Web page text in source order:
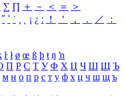
∑ ∏ ＋ － ＜ ＝
＞
˝ ˚ ˙ ¸ ¡ ¿ ː ！ ＇ ， ． ／
：
ŀ ł ø œ ß þ ŧ ŋ ŉ
П Р С Т У Ф Х Ц Ч Ш Щ Ъ
м н о п р с т у ф х ц ч ш щ ъ